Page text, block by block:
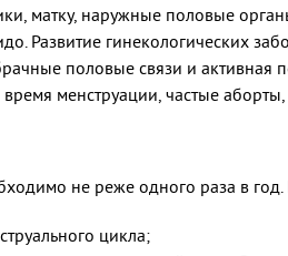
матку, наружные половые
Развитие гинекологических
половые связи и
менструации, частые
не реже одного раза в
цикла;